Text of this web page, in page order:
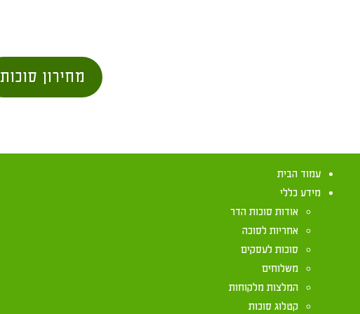
מחירון סוכות
עמוד הבית
מידע כללי
אודות סוכות הדר
אחריות לסוכה
סוכות לעסקים
משלוחים
המלצות מלקוחות
קטלוג סוכותהלכות סוכות חב"ד